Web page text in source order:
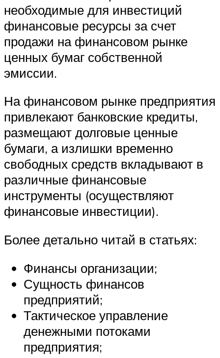
необходимые для инвестиций
финансовые ресурсы за счет
продажи на финансовом рынке
ценных бумаг собственной
эмиссии.
На финансовом рынке предприятия
привлекают банковские кредиты,
размещают долговые ценные
бумаги, а излишки временно
свободных средств вкладывают в
различные финансовые
инструменты (осуществляют
финансовые инвестиции).
Более детально читай в статьях:
Финансы организации;
Сущность финансов
предприятий;
Тактическое управление
денежными потоками
предприятия;